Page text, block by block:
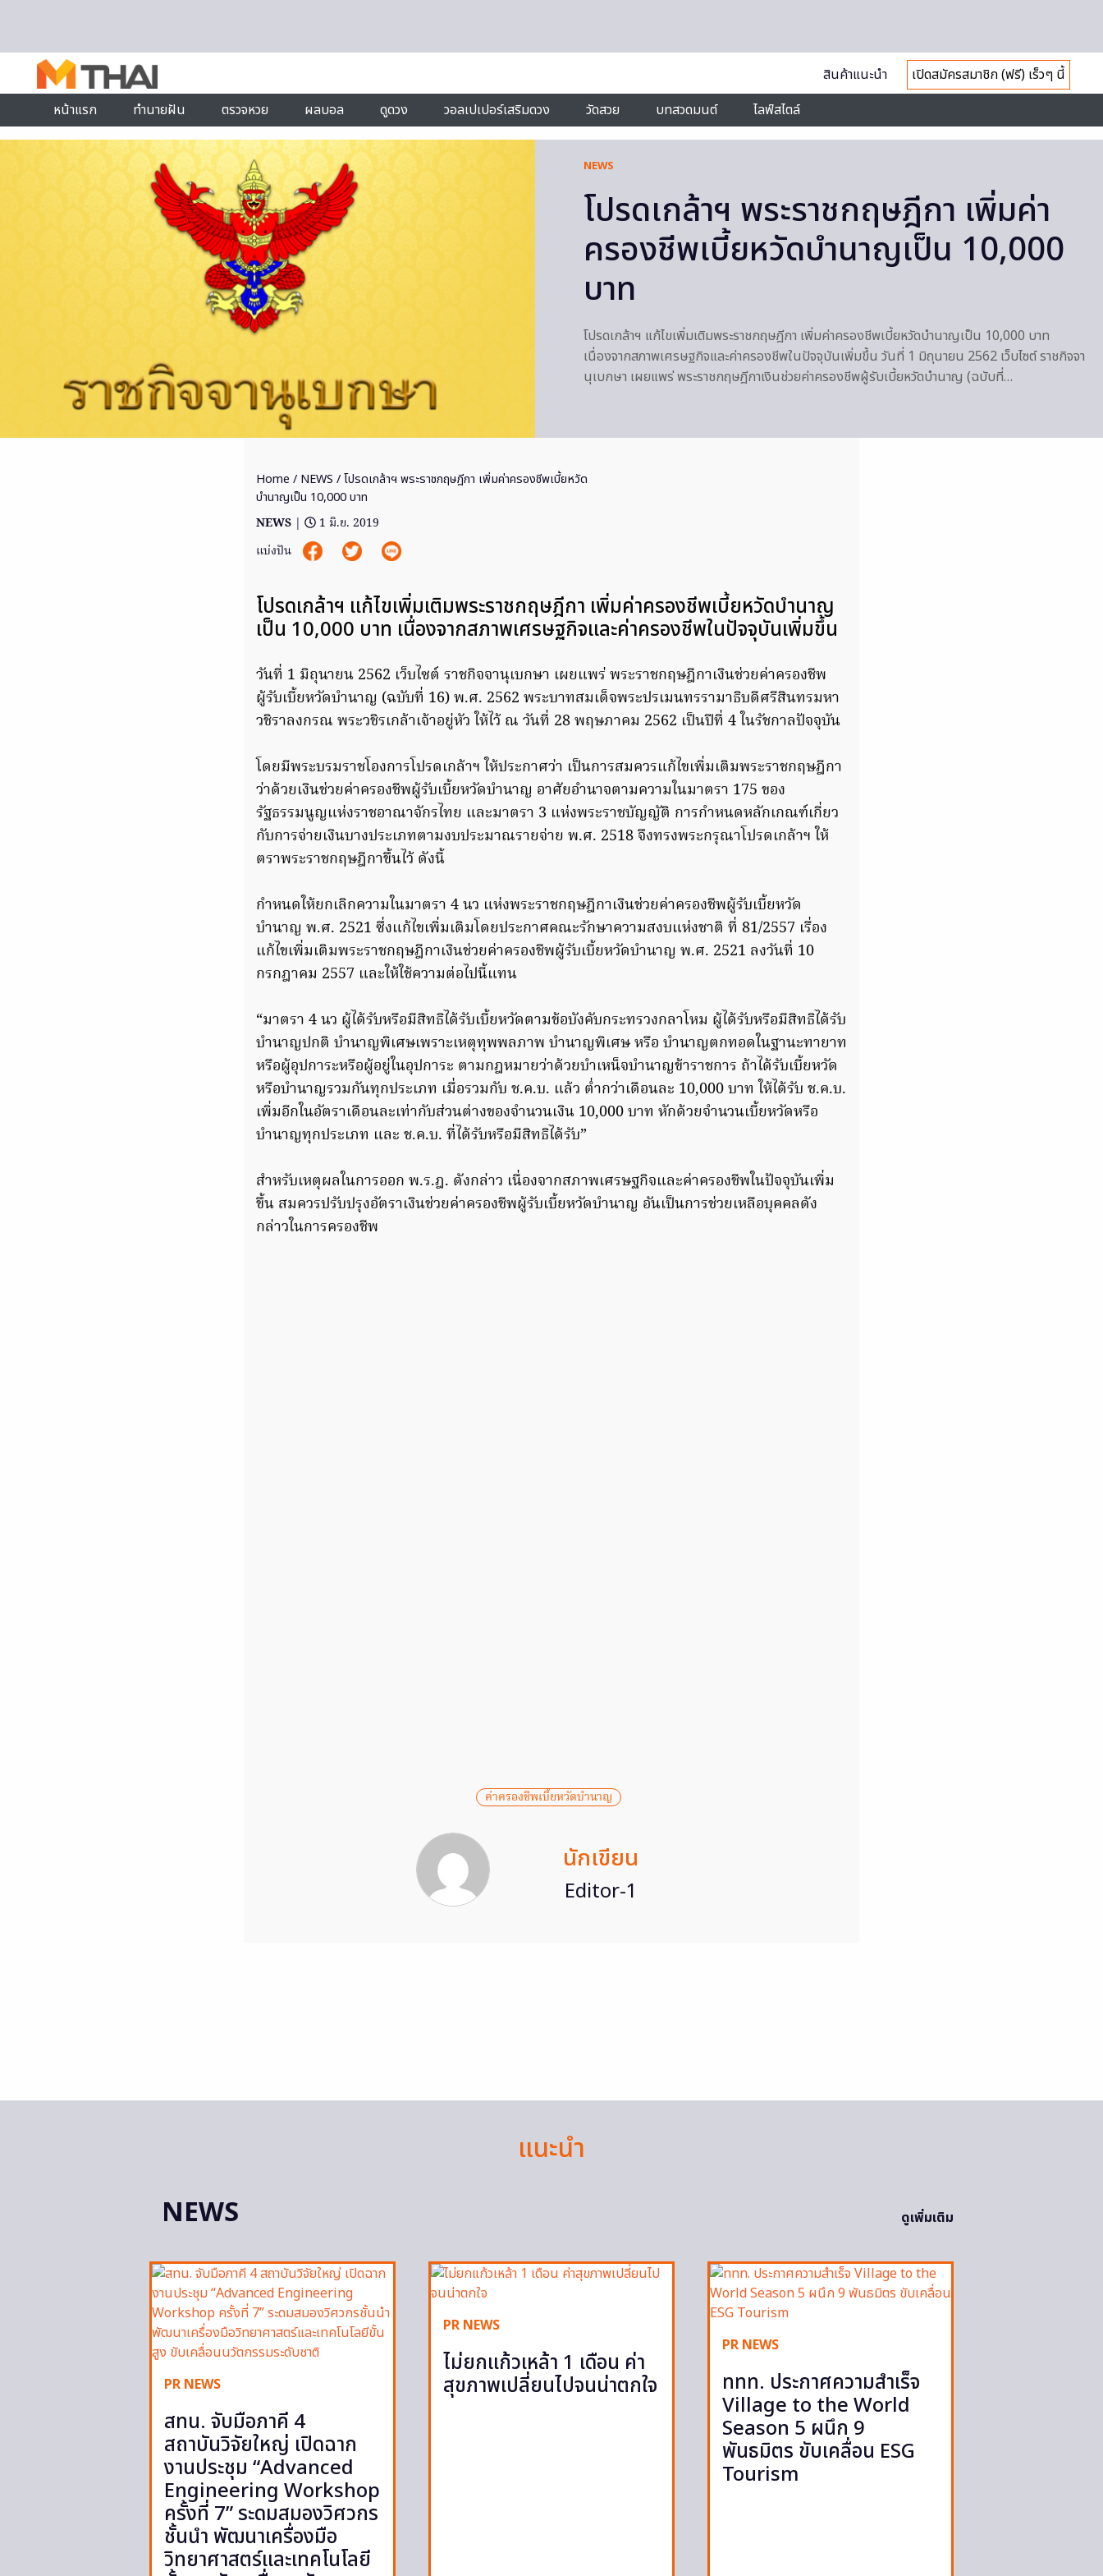
สินค้าแนะนำ
เปิดสมัครสมาชิก (ฟรี) เร็วๆ นี้
หน้าแรก
ทำนายฝัน ตรวจหวย ผลบอล ดูดวง วอลเปเปอร์เสริมดวง วัดสวย บทสวดมนต์ ไลฟ์สไตล์
NEWS
โปรดเกล้าฯ พระราชกฤษฎีกา เพิ่มค่า
ครองชีพเบี้ยหวัดบำนาญเป็น 10,000
บาท
โปรดเกล้าฯ แก้ไขเพิ่มเติมพระราชกฤษฎีกา เพิ่มค่าครองชีพเบี้ยหวัดบำนาญเป็น 10,000 บาท
เนื่องจากสภาพเศรษฐกิจและค่าครองชีพในปัจจุบันเพิ่มขึ้น วันที่ 1 มิถุนายน 2562 เว็บไซต์ ราชกิจจา
นุเบกษา เผยแพร่ พระราชกฤษฎีกาเงินช่วยค่าครองชีพผู้รับเบี้ยหวัดบำนาญ (ฉบับที่…
Home / NEWS / โปรดเกล้าฯ พระราชกฤษฎีกา เพิ่มค่าครองชีพเบี้ยหวัด
บำนาญเป็น 10,000 บาท
NEWS |
1 มิ.ย. 2019
แบ่งปัน
โปรดเกล้าฯ แก้ไขเพิ่มเติมพระราชกฤษฎีกา เพิ่มค่าครองชีพเบี้ยหวัดบำนาญ
เป็น 10,000 บาท เนื่องจากสภาพเศรษฐกิจและค่าครองชีพในปัจจุบันเพิ่มขึ้น
วันที่ 1 มิถุนายน 2562 เว็บไซต์ ราชกิจจานุเบกษา เผยแพร่ พระราชกฤษฎีกาเงินช่วยค่าครองชีพ
ผู้รับเบี้ยหวัดบำนาญ (ฉบับที่ 16) พ.ศ. 2562 พระบาทสมเด็จพระปรเมนทรรามาธิบดีศรีสินทรมหา
วชิราลงกรณ พระวชิรเกล้าเจ้าอยู่หัว ให้ไว้ ณ วันที่ 28 พฤษภาคม 2562 เป็นปีที่ 4 ในรัชกาลปัจจุบัน
โดยมีพระบรมราชโองการโปรดเกล้าฯ ให้ประกาศว่า เป็นการสมควรแก้ไขเพิ่มเติมพระราชกฤษฎีกา
ว่าด้วยเงินช่วยค่าครองชีพผู้รับเบี้ยหวัดบำนาญ อาศัยอำนาจตามความในมาตรา 175 ของ
รัฐธรรมนูญแห่งราชอาณาจักรไทย และมาตรา 3 แห่งพระราชบัญญัติ การกำหนดหลักเกณฑ์เกี่ยว
กับการจ่ายเงินบางประเภทตามงบประมาณรายจ่าย พ.ศ. 2518 จึงทรงพระกรุณาโปรดเกล้าฯ ให้
ตราพระราชกฤษฎีกาขึ้นไว้ ดังนี้
กำหนดให้ยกเลิกความในมาตรา 4 นว แห่งพระราชกฤษฎีกาเงินช่วยค่าครองชีพผู้รับเบี้ยหวัด
บำนาญ พ.ศ. 2521 ซึ่งแก้ไขเพิ่มเติมโดยประกาศคณะรักษาความสงบแห่งชาติ ที่ 81/2557 เรื่อง
แก้ไขเพิ่มเติมพระราชกฤษฎีกาเงินช่วยค่าครองชีพผู้รับเบี้ยหวัดบำนาญ พ.ศ. 2521 ลงวันที่ 10
กรกฎาคม 2557 และให้ใช้ความต่อไปนี้แทน
“มาตรา 4 นว ผู้ได้รับหรือมีสิทธิได้รับเบี้ยหวัดตามข้อบังคับกระทรวงกลาโหม ผู้ได้รับหรือมีสิทธิได้รับ
บำนาญปกติ บำนาญพิเศษเพราะเหตุทุพพลภาพ บำนาญพิเศษ หรือ บำนาญตกทอดในฐานะทายาท
หรือผู้อุปการะหรือผู้อยู่ในอุปการะ ตามกฎหมายว่าด้วยบำเหน็จบำนาญข้าราชการ ถ้าได้รับเบี้ยหวัด
หรือบำนาญรวมกันทุกประเภท เมื่อรวมกับ ช.ค.บ. แล้ว ต่ำกว่าเดือนละ 10,000 บาท ให้ได้รับ ช.ค.บ.
เพิ่มอีกในอัตราเดือนละเท่ากับส่วนต่างของจำนวนเงิน 10,000 บาท หักด้วยจำนวนเบี้ยหวัดหรือ
บำนาญทุกประเภท และ ช.ค.บ. ที่ได้รับหรือมีสิทธิได้รับ”
สำหรับเหตุผลในการออก พ.ร.ฎ. ดังกล่าว เนื่องจากสภาพเศรษฐกิจและค่าครองชีพในปัจจุบันเพิ่ม
ขึ้น สมควรปรับปรุงอัตราเงินช่วยค่าครองชีพผู้รับเบี้ยหวัดบำนาญ อันเป็นการช่วยเหลือบุคคลดัง
กล่าวในการครองชีพ
ค่าครองชีพเบี้ยหวัดบำนาญ
นักเขียน
Editor-1
แนะนำ
NEWS
ดูเพิ่มเติม
PR NEWS
สทน. จับมือภาคี 4
สถาบันวิจัยใหญ่ เปิดฉาก
งานประชุม “Advanced
Engineering Workshop
ครั้งที่ 7” ระดมสมองวิศวกร
ชั้นนำ พัฒนาเครื่องมือ
วิทยาศาสตร์และเทคโนโลยี
PR NEWS
ไม่ยกแก้วเหล้า 1 เดือน ค่า
สุขภาพเปลี่ยนไปจนน่าตกใจ
PR NEWS
ททท. ประกาศความสำเร็จ
Village to the World
Season 5 ผนึก 9
พันธมิตร ขับเคลื่อน ESG
Tourism